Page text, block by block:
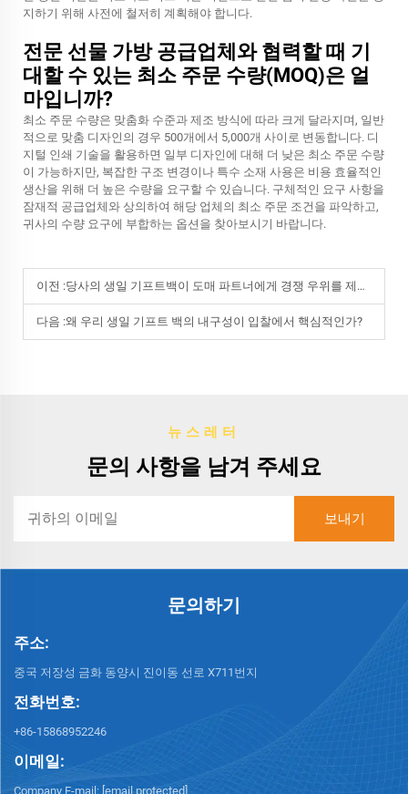
지하기 위해 사전에 철저히 계획해야 합니다.
전문 선물 가방 공급업체와 협력할 때 기
대할 수 있는 최소 주문 수량(MOQ)은 얼
마입니까?
최소 주문 수량은 맞춤화 수준과 제조 방식에 따라 크게 달라지며, 일반
적으로 맞춤 디자인의 경우 500개에서 5,000개 사이로 변동합니다. 디
지털 인쇄 기술을 활용하면 일부 디자인에 대해 더 낮은 최소 주문 수량
이 가능하지만, 복잡한 구조 변경이나 특수 소재 사용은 비용 효율적인
생산을 위해 더 높은 수량을 요구할 수 있습니다. 구체적인 요구 사항을
잠재적 공급업체와 상의하여 해당 업체의 최소 주문 조건을 파악하고,
귀사의 수량 요구에 부합하는 옵션을 찾아보시기 바랍니다.
이전 :당사의 생일 기프트백이 도매 파트너에게 경쟁 우위를 제공하는 이유는 무엇인가?
다음 :왜 우리 생일 기프트 백의 내구성이 입찰에서 핵심적인가?
뉴스레터
문의 사항을 남겨 주세요
문의하기
주소:
중국 저장성 금화 동양시 진이동 선로 X711번지
전화번호:
+86-15868952246
이메일:
Company E-mail: [email protected]